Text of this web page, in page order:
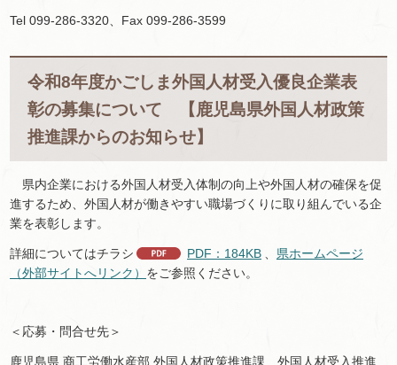
Tel 099-286-3320、Fax 099-286-3599
令和8年度かごしま外国人材受入優良企業表
彰の募集について 【鹿児島県外国人材政策
推進課からのお知らせ】
県内企業における外国人材受入体制の向上や外国人材の確保を促
進するため、外国人材が働きやすい職場づくりに取り組んでいる企
業を表彰します。
詳細についてはチラシ PDF：184KB
県ホームページ
（外部サイトへリンク） をご参照ください。
＜応募・問合せ先＞
鹿児島県 商工労働水産部 外国人材政策推進課 外国人材受入推進